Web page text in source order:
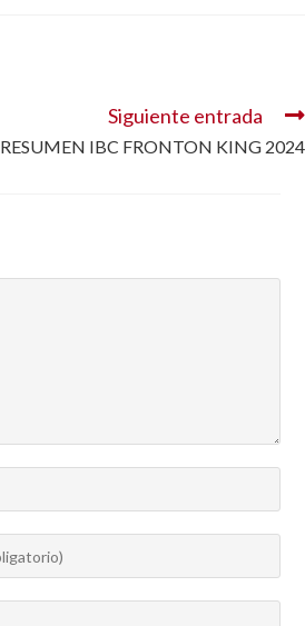
Siguiente entrada
RESUMEN IBC FRONTON KING 2024